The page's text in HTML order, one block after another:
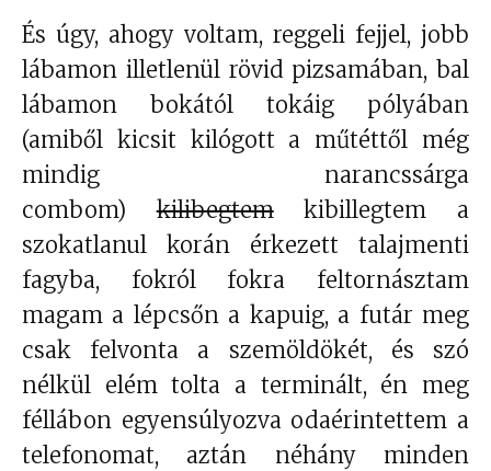
És úgy, ahogy voltam, reggeli fejjel, jobb
lábamon illetlenül rövid pizsamában, bal
lábamon bokától tokáig pólyában
(amiből kicsit kilógott a műtéttől még
mindig narancssárga
combom)kilibegtemkibillegtem a
szokatlanul korán érkezett talajmenti
fagyba, fokról fokra feltornásztam
magam a lépcsőn a kapuig, a futár meg
csak felvonta a szemöldökét, és szó
nélkül elém tolta a terminált, én meg
féllábon egyensúlyozva odaérintettem a
telefonomat, aztán néhány minden